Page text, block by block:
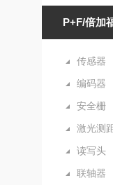
P+F/倍加
传感器
编码器
安全栅
激光测
读写头
联轴器